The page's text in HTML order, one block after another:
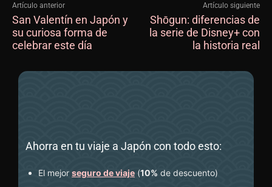
Artículo anterior
San Valentín en Japón y
su curiosa forma de
celebrar este día
Artículo siguiente
Shōgun: diferencias de
la serie de Disney+ con
la historia real
Ahorra en tu viaje a Japón con todo esto:
El mejor seguro de viaje (10% de descuento)